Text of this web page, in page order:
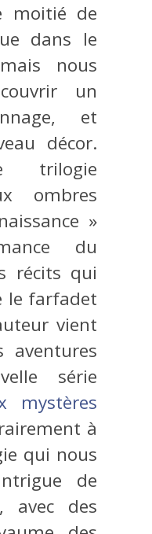
moitié de
dans le
nous
un
et
décor.
trilogie
ombres
»
du
récits qui
le farfadet
vient
aventures
série
mystères
à
qui nous
de
avec des